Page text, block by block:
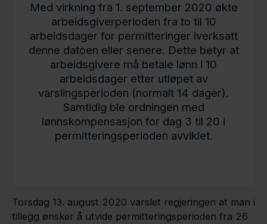
Med virkning fra 1. september 2020 økte
arbeidsgiverperioden fra to til 10
arbeidsdager for permitteringer iverksatt
denne datoen eller senere. Dette betyr at
arbeidsgivere må betale lønn i 10
arbeidsdager etter utløpet av
varslingsperioden (normalt 14 dager).
Samtidig ble ordningen med
lønnskompensasjon for dag 3 til 20 i
permitteringsperioden avviklet.
Torsdag 13. august 2020 varslet regjeringen at man i
tillegg ønsker å utvide permitteringsperioden fra 26